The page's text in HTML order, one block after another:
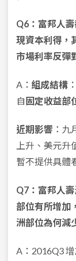
Q6：富邦人
現資本利得，
市場利率反彈
A： 組成結構
自 固定收益部
近期影響 ：
上升、美元
暫不提供具體
Q7：富邦人
部位有所增加
洲部位為何減
A：2016Q3